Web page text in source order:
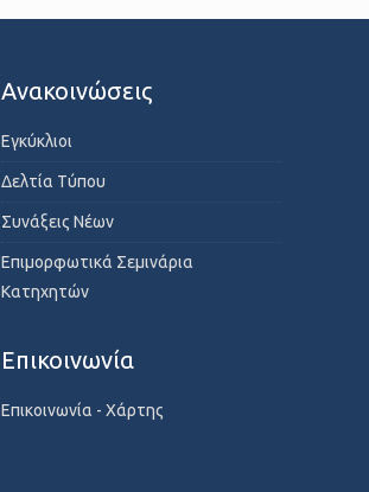
Ανακοινώσεις
Εγκύκλιοι
Δελτία Τύπου
Συνάξεις Νέων
Επιμορφωτικά Σεμινάρια
Κατηχητών
Επικοινωνία
Επικοινωνία - Χάρτης